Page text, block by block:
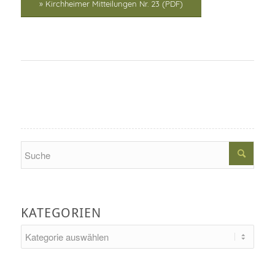
» Kirchheimer Mitteilungen Nr. 23 (PDF)
KATEGORIEN